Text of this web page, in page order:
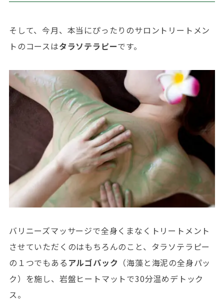
そして、今月、本当にぴったりのサロントリートメン
トのコースはタラソテラピーです。
バリニーズマッサージで全身くまなくトリートメント
させていただくのはもちろんのこと、タラソテラピー
の１つでもある アルゴパック （海藻と海泥の全身パッ
ク）を施し、岩盤ヒートマットで30分温めデトック
ス。